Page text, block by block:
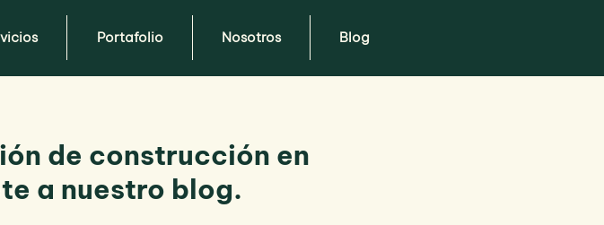
Portafolio Nosotros Blog
de construcción en
a nuestro blog.